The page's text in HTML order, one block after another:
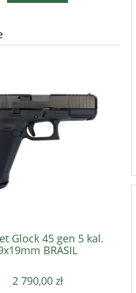
Glock 45 gen 5 kal.
BRASIL
2 790,00 zł